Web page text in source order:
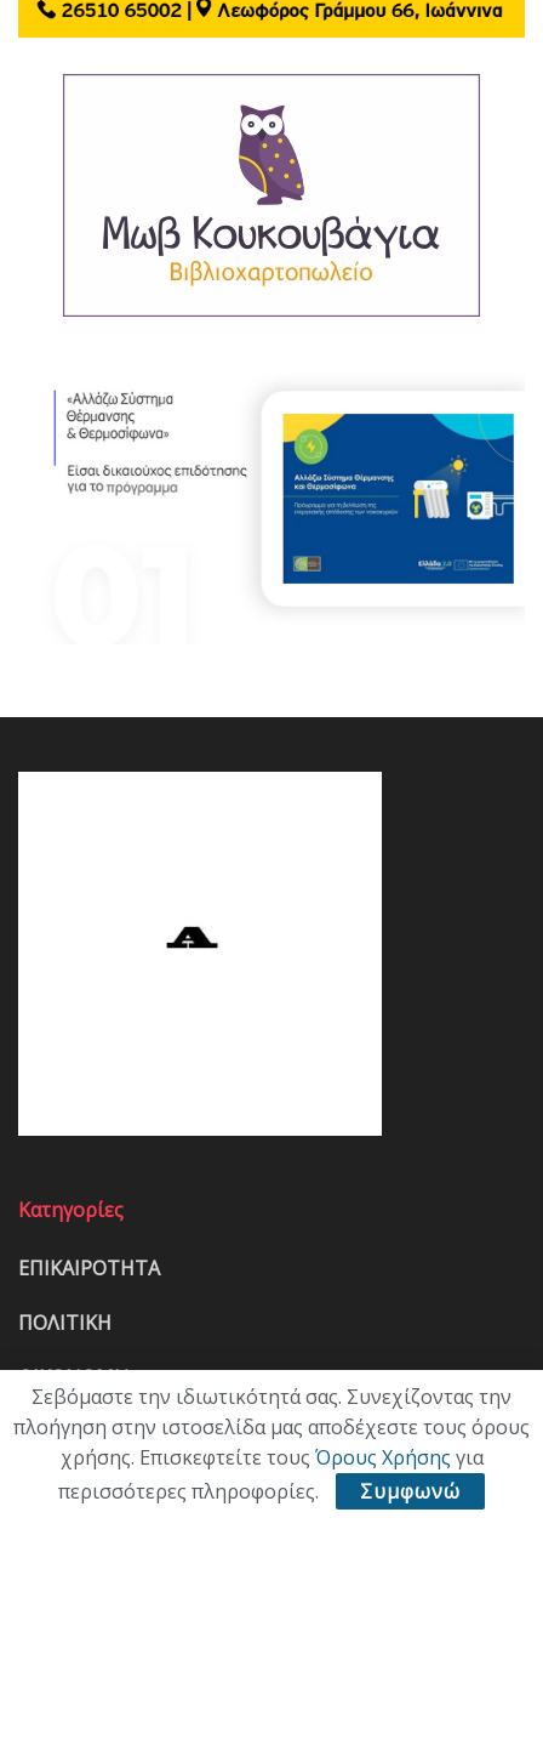
Κατηγορίες
ΕΠΙΚΑΙΡΟΤΗΤΑ
ΠΟΛΙΤΙΚΗ
ΟΙΚΟΝΟΜΙΑ
ΠΟΛΙΤΙΣΜΟΣ
ΥΓΕΙΑ
Σεβόμαστε την ιδιωτικότητά σας. Συνεχίζοντας την
πλοήγηση στην ιστοσελίδα μας αποδέχεστε τους όρους
χρήσης. Επισκεφτείτε τους Όρους Χρήσης για
περισσότερες πληροφορίες.
Συμφωνώ